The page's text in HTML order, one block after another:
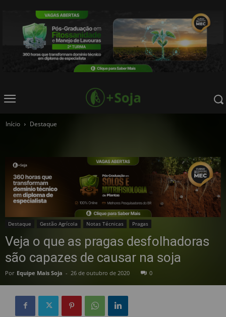
Início Destaque
Destaque Gestão Agrícola Notas Técnicas Pragas
Veja o que as pragas desfolhadoras
são capazes de causar na soja
Por Equipe Mais Soja - 26 de outubro de 2020 0